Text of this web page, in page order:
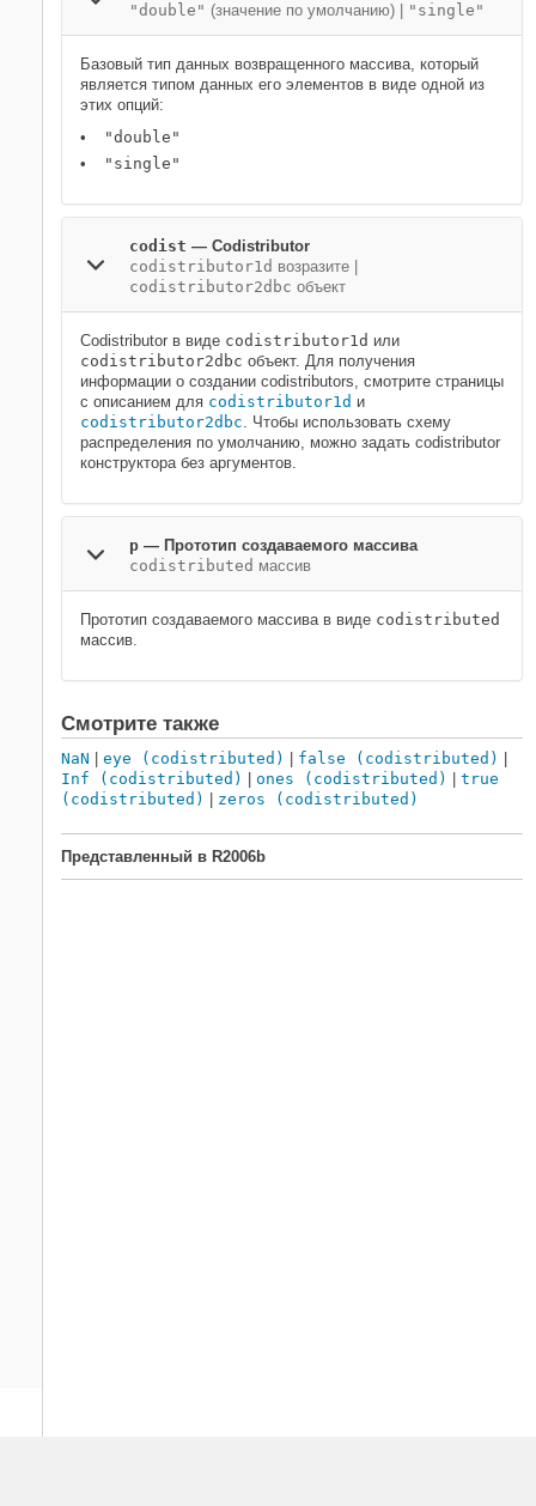
"double" (значение по умолчанию) | "single"
Базовый тип данных возвращенного массива, который
является типом данных его элементов в виде одной из
этих опций:
"double"
"single"
codist — Codistributor
codistributor1d возразите
codistributor2dbc объект
Codistributor в виде codistributor1d или
codistributor2dbc объект. Для получения
информации о создании codistributors, смотрите страницы
с описанием для codistributor1d и
codistributor2dbc. Чтобы использовать схему
распределения по умолчанию, можно задать codistributor
конструктора без аргументов.
p — Прототип создаваемого массива
codistributed массив
Прототип создаваемого массива в виде codistributed
массив.
Смотрите также
NaN eye (codistributed) false (codistributed)
Inf (codistributed)
ones (codistributed)
true
(codistributed)
zeros (codistributed)
Представленный в R2006b